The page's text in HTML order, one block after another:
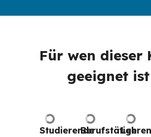
Für wen dieser
geeignet ist
Studierende Berufstätige